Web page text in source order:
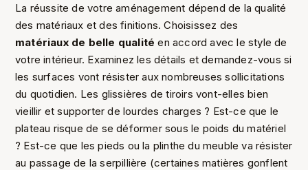
La réussite de votre aménagement dépend de la qualité
des matériaux et des finitions. Choisissez des
matériaux de belle qualité en accord avec le style de
votre intérieur. Examinez les détails et demandez-vous si
les surfaces vont résister aux nombreuses sollicitations
du quotidien. Les glissières de tiroirs vont-elles bien
vieillir et supporter de lourdes charges ? Est-ce que le
plateau risque de se déformer sous le poids du matériel
? Est-ce que les pieds ou la plinthe du meuble va résister
au passage de la serpillière (certaines matières gonflent